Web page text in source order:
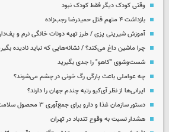
وقتی کودک دیگر فقط کودک نبود
بازداشت ۴ متهم قتل حمیدرضا رجب‌زاده
آموزش شیرینی پزی / طرز تهیه دونات خانگی نرم و
چرا ماشین داغ می‌کند؟ / نشانه‌هایی که نباید نادیده
شست‌وشوی "کاهو" را جدی بگیرید
چه عواملی باعث پارگی رگ خونی در چشم می‌شوند؟
ایرانی‌ها از نظر آی‌کیو رتبه چندم جهان را دارند؟
دستور سازمان غذا و دارو برای جمع‌آوری ۳ محصول سلامت‌محور
هشدار نسبت به وقوع تندباد در تهران